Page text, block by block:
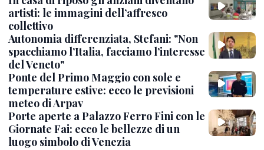
artisti: le immagini dell’affresco
collettivo
Autonomia differenziata, Stefani: "Non
spacchiamo l’Italia, facciamo l’interesse
del Veneto"
Ponte del Primo Maggio con sole e
temperature estive: ecco le previsioni
meteo di Arpav
Porte aperte a Palazzo Ferro Fini con le
Giornate Fai: ecco le bellezze di un
luogo simbolo di Venezia